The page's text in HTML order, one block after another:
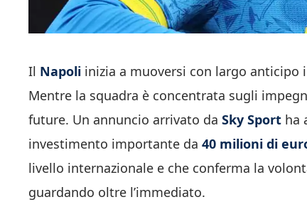
Il Napoli inizia a muoversi con largo anticipo
Mentre la squadra è concentrata sugli
future. Un annuncio arrivato da Sky Sport ha
investimento importante da 40 milioni di
livello internazionale e che conferma la
guardando oltre l’immediato.